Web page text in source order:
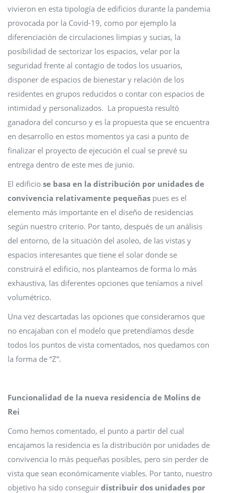
vivieron en esta tipología de edificios durante la pandemia
provocada por la Covid-19, como por ejemplo la
diferenciación de circulaciones limpias y sucias, la
posibilidad de sectorizar los espacios, velar por la
seguridad frente al contagio de todos los usuarios,
disponer de espacios de bienestar y relación de los
residentes en grupos reducidos o contar con espacios de
intimidad y personalizados. La propuesta resultó
ganadora del concurso y es la propuesta que se encuentra
en desarrollo en estos momentos ya casi a punto de
finalizar el proyecto de ejecución el cual se prevé su
entrega dentro de este mes de junio.
El edificio se basa en la distribución por unidades de
convivencia relativamente pequeñas pues es el
elemento más importante en el diseño de residencias
según nuestro criterio. Por tanto, después de un análisis
del entorno, de la situación del asoleo, de las vistas y
espacios interesantes que tiene el solar donde se
construirá el edificio, nos planteamos de forma lo más
exhaustiva, las diferentes opciones que teníamos a nivel
volumétrico.
Una vez descartadas las opciones que consideramos que
no encajaban con el modelo que pretendíamos desde
todos los puntos de vista comentados, nos quedamos con
la forma de “Z”.
Funcionalidad de la nueva residencia de Molins de
Rei
Como hemos comentado, el punto a partir del cual
encajamos la residencia es la distribución por unidades de
convivencia lo más pequeñas posibles, pero sin perder de
vista que sean económicamente viables. Por tanto, nuestro
objetivo ha sido conseguir distribuir dos unidades por